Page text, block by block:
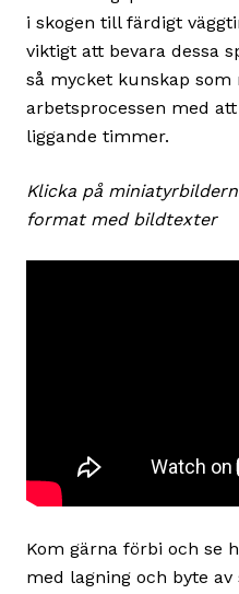
i skogen till färdigt
viktigt att bevara dessa
så mycket kunskap som
arbetsprocessen med
liggande timmer.
Klicka på
format med bildtexter
Kom gärna förbi och se
med lagning och byte